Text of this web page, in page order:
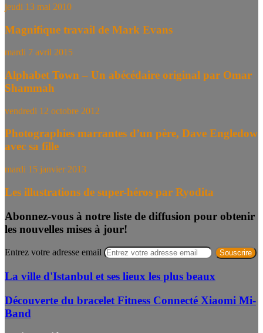
jeudi 13 mai 2010
Magnifique travail de Mark Evans
mardi 7 avril 2015
Alphabet Town – Un abécédaire original par Omar
Shammah
vendredi 12 octobre 2012
Photographies marrantes d’un père, Dave Engledow
avec sa fille
mardi 15 janvier 2013
Les illustrations de super-héros par Ryodita
Abonnez-vous à notre liste de diffusion pour obtenir
les nouvelles mises à jour!
Entrez votre adresse email
La ville d'Istanbul et ses lieux les plus beaux
Découverte du bracelet Fitness Connecté Xiaomi Mi-
Band